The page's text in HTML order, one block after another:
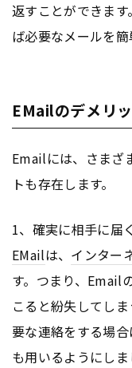
返すことができま
ば必要なメールを簡
EMailのデメリ
Emailには、さまざ
トも存在します。
1、確実に相手に届
EMailは、 インター
す。つまり、Email
こると紛失してし
要な連絡をする場合
も用いるようにしま